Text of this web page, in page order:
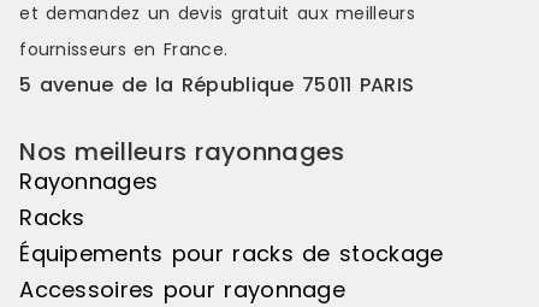
et demandez un devis gratuit aux meilleurs
fournisseurs en France.
5 avenue de la République 75011 PARIS
Nos meilleurs rayonnages
Rayonnages
Racks
Équipements pour racks de stockage
Accessoires pour rayonnage